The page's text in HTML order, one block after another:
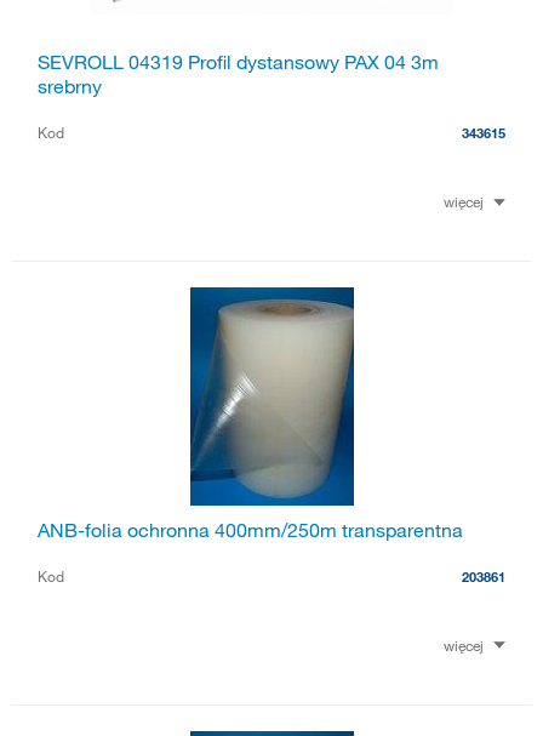
SEVROLL 04319 Profil dystansowy PAX 04 3m
srebrny
Kod 343615
więcej
ANB-folia ochronna 400mm/250m transparentna
Kod 203861
więcej